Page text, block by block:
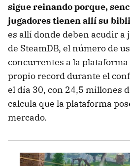
sigue reinando porque,
jugadores tienen allí su
es allí donde deben acudir a
de SteamDB, el número de
concurrentes a la plataforma
propio record durante el
el día 30, con 24,5 millones
calcula que la plataforma
mercado.